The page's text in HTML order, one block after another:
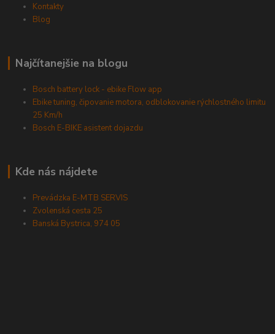
Kontakty
Blog
Najčítanejšie na blogu
Bosch battery lock - ebike Flow app
Ebike tuning, čipovanie motora, odblokovanie rýchlostného limitu
25 Km/h
Bosch E-BIKE asistent dojazdu
Kde nás nájdete
Prevádzka E-MTB SERVIS
Zvolenská cesta 25
Banská Bystrica, 974 05